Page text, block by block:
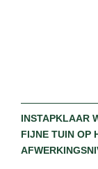
INSTAPKLAAR
FIJNE TUIN OP